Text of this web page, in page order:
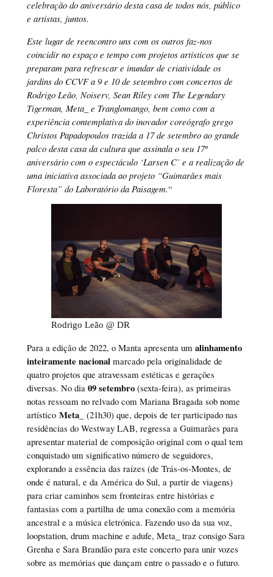
celebração do aniversário desta casa de todos nós, público
e artistas, juntos.
Este lugar de reencontro uns com os outros faz-nos
coincidir no espaço e tempo com projetos artísticos que se
preparam para refrescar e inundar de criatividade os
jardins do CCVF a 9 e 10 de setembro com concertos de
Rodrigo Leão, Noiserv, Sean Riley com The Legendary
Tigerman, Meta_ e Tranglomango, bem como com a
experiência contemplativa do inovador coreógrafo grego
Christos Papadopoulos trazida a 17 de setembro ao grande
palco desta casa da cultura que assinala o seu 17º
aniversário com o espectáculo ‘Larsen C’ e a realização de
uma iniciativa associada ao projeto “Guimarães mais
Floresta” do Laboratório da Paisagem.“
Rodrigo Leão @ DR
Para a edição de 2022, o Manta apresenta um alinhamento
inteiramente nacional marcado pela originalidade de
quatro projetos que atravessam estéticas e gerações
diversas. No dia 09 setembro(sexta-feira), as primeiras
notas ressoam no relvado com Mariana Bragada sob nome
artístico Meta_ (21h30) que, depois de ter participado nas
residências do Westway LAB, regressa a Guimarães para
apresentar material de composição original com o qual tem
conquistado um significativo número de seguidores,
explorando a essência das raízes (de Trás-os-Montes, de
onde é natural, e da América do Sul, a partir de viagens)
para criar caminhos sem fronteiras entre histórias e
fantasias com a partilha de uma conexão com a memória
ancestral e a música eletrónica. Fazendo uso da sua voz,
loopstation, drum machine e adufe, Meta_ traz consigo Sara
Grenha e Sara Brandão para este concerto para unir vozes
sobre as memórias que dançam entre o passado e o futuro.